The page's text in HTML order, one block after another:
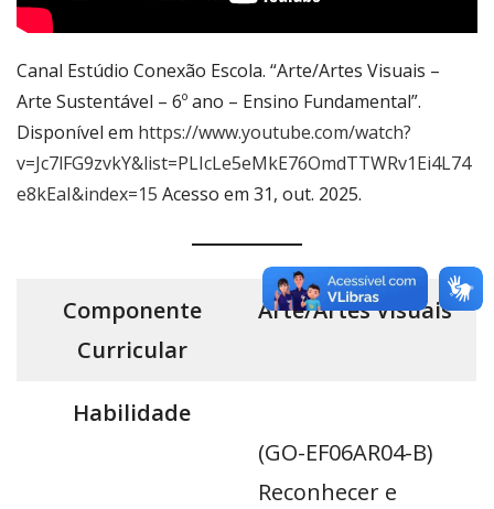
Canal Estúdio Conexão Escola. “Arte/Artes Visuais –
Arte Sustentável – 6º ano – Ensino Fundamental”.
Disponível em https://www.youtube.com/watch?
v=Jc7lFG9zvkY&list=PLIcLe5eMkE76OmdTTWRv1Ei4L74
e8kEaI&index=15 Acesso em 31, out. 2025.
Componente
Curricular
Arte/Artes Visuais
Habilidade
(GO-EF06AR04-B)
Reconhecer e